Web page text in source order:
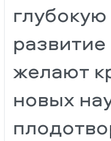
желают
новых